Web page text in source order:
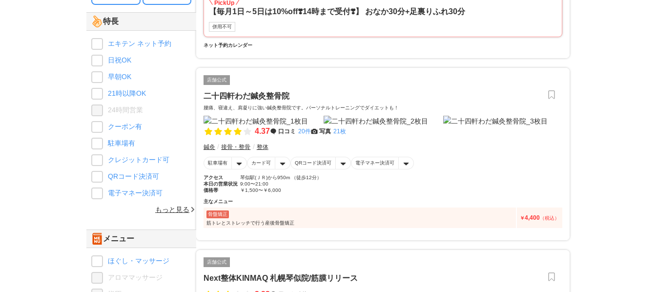
PickUp
【毎月1日～5日は10%off❣️14時まで受付❣️】 おなか30分+足裏りふれ30分
併用不可
ネット予約カレンダー
店舗公式
二十四軒わだ鍼灸整骨院
腰痛、寝違え、肩凝りに強い鍼灸整骨院です。パーソナルトレーニングでダイエットも！
4.37 口コミ 20件 写真 21枚
鍼灸 接骨・整骨 整体
駐車場有 カード可 QRコード決済可 電子マネー決済可
アクセス
琴似駅(ＪＲ)から950m （徒歩12分）
本日の営業状況 9:00〜21:00
価格帯
￥1,500〜￥6,000
主なメニュー
骨盤矯正
筋トレとストレッチで行う産後骨盤矯正
￥4,400 （税込）
店舗公式
Next整体KINMAQ 札幌琴似院/筋膜リリース
特長
エキテン ネット予約
日祝OK
早朝OK
21時以降OK
24時間営業
クーポン有
駐車場有
クレジットカード可
QRコード決済可
電子マネー決済可
もっと見る
メニュー
ほぐし・マッサージ
アロママッサージ